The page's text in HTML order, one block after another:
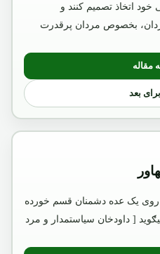
اتخاذ تصمیم کنند و
بخصوص مردان پرقدرت
مقاله
: امیر عبدالرحمن خان
بعد
یک عده دشمنان قسم خورده
[ داودخان سیاستمدار و مرد